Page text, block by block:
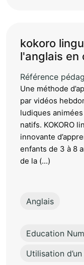
kokoro
l'anglais en
Référence
Une méthode
par vidéos
ludiques
natifs. KOKORO
innovante
enfants de 3 à 8
de la (...)
Anglais
Education
Utilisation